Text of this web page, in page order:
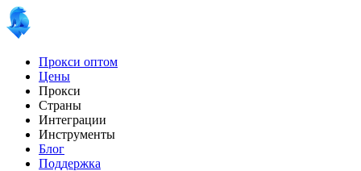
Прокси оптом
Цены
Прокси
Страны
Интеграции
Инструменты
Блог
Поддержка